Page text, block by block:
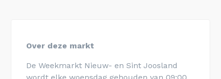
Over deze markt
De Weekmarkt Nieuw- en Sint Joosland